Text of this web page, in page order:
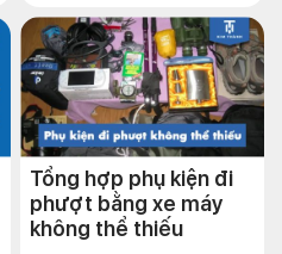
Tổng hợp phụ kiện đi
phượt bằng xe máy
không thể thiếu